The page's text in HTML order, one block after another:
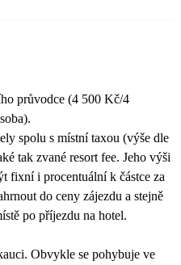
průvodce (4 500 Kč/4
spolu s místní taxou (výše dle
tak zvané resort fee. Jeho výši
fixní i procentuální k částce za
do ceny zájezdu a stejně
po příjezdu na hotel.
Obvykle se pohybuje ve